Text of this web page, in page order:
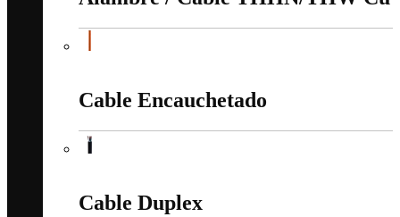
Cable Encauchetado
Cable Duplex